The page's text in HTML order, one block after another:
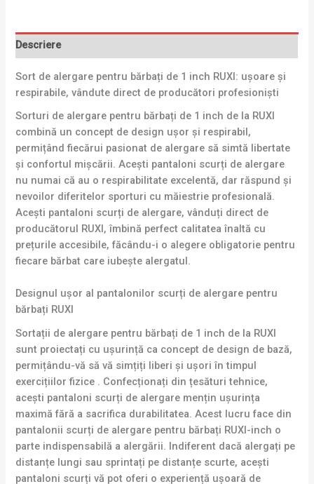
Descriere
Sort de alergare pentru bărbați de 1 inch RUXI: ușoare și
respirabile, vândute direct de producători profesioniști
Sorturi de alergare pentru bărbați de 1 inch de la RUXI
combină un concept de design ușor și respirabil,
permițând fiecărui pasionat de alergare să simtă libertate
și confortul mișcării. Acești pantaloni scurți de alergare
nu numai că au o respirabilitate excelentă, dar răspund și
nevoilor diferitelor sporturi cu măiestrie profesională.
Acești pantaloni scurți de alergare, vânduți direct de
producătorul RUXI, îmbină perfect calitatea înaltă cu
prețurile accesibile, făcându-i o alegere obligatorie pentru
fiecare bărbat care iubește alergatul.
Designul ușor al pantalonilor scurți de alergare pentru
bărbați RUXI
Sortații de alergare pentru bărbați de 1 inch de la RUXI
sunt proiectați cu ușurință ca concept de design de bază,
permițându-vă să vă simțiți liberi și ușori în timpul
exercițiilor fizice . Confecționați din țesături tehnice,
acești pantaloni scurți de alergare mențin ușurința
maximă fără a sacrifica durabilitatea. Acest lucru face din
pantalonii scurți de alergare pentru bărbați RUXI-inch o
parte indispensabilă a alergării. Indiferent dacă alergați pe
distanțe lungi sau sprintați pe distanțe scurte, acești
pantaloni scurți vă pot oferi o experiență ușoară de